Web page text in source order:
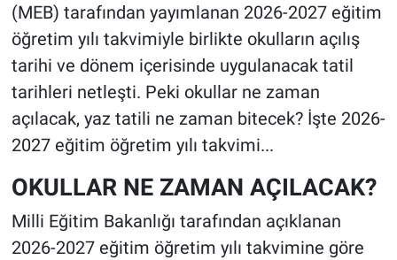
(MEB) tarafından yayımlanan 2026-2027 eğitim
öğretim yılı takvimiyle birlikte okulların açılış
tarihi ve dönem içerisinde uygulanacak tatil
tarihleri netleşti. Peki okullar ne zaman
açılacak, yaz tatili ne zaman bitecek? İşte 2026-
2027 eğitim öğretim yılı takvimi...
OKULLAR NE ZAMAN AÇILACAK?
Milli Eğitim Bakanlığı tarafından açıklanan
2026-2027 eğitim öğretim yılı takvimine göre